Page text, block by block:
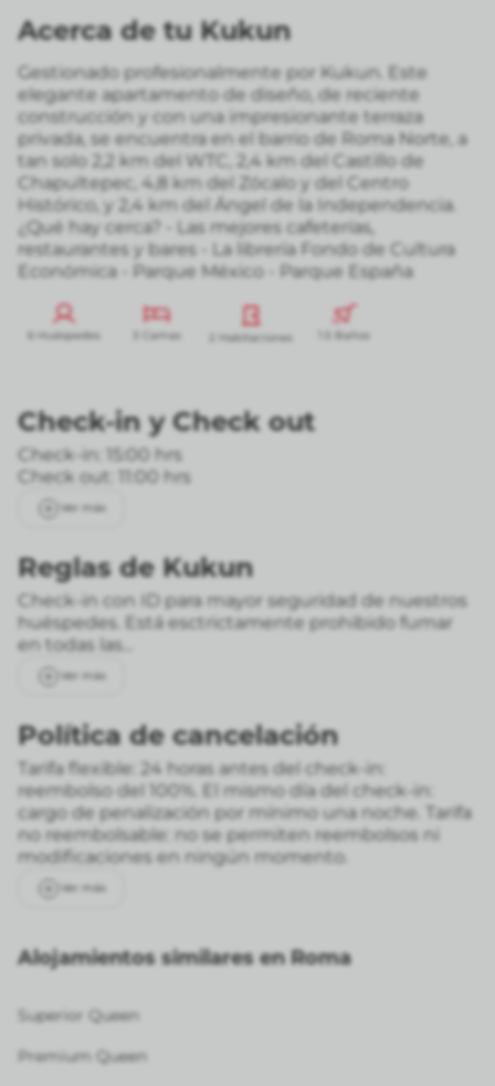
Acerca de tu Kukun
Gestionado profesionalmente por Kukun. Este
elegante apartamento de diseño, de reciente
construcción y con una impresionante terraza
privada, se encuentra en el barrio de Roma Norte, a
tan solo 2,2 km del WTC, 2,4 km del Castillo de
Chapultepec, 4,8 km del Zócalo y del Centro
Histórico, y 2,4 km del Ángel de la Independencia.
¿Qué hay cerca? - Las mejores cafeterías,
restaurantes y bares - La librería Fondo de Cultura
Económica - Parque México - Parque España
6 Huéspedes 3 Camas 2 Habitaciones 1.5 Baños
Check-inyCheck out
Check-in: 15:00 hrs
Check out: 11:00 hrs
Ver más
Reglas de Kukun
Check-in con ID para mayor seguridad de nuestros
huéspedes. Está esctrictamente prohibido fumar
en todas las...
Ver más
Política de cancelación
Tarifa flexible: 24 horas antes del check-in:
reembolso del 100%. El mismo día del check-in:
cargo de penalización por mínimo una noche.
Tarifa
no reembolsable: no se permiten reembolsos ni
modificaciones en ningún momento.
Ver más
Alojamientos similares en Roma
Superior Queen
Premium Queen